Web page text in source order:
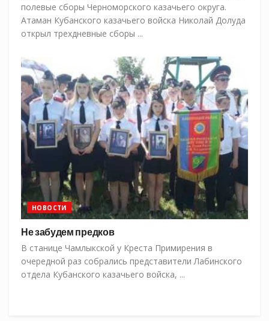
полевые сборы Черноморского казачьего округа.
Атаман Кубанского казачьего войска Николай Долуда
открыл трехдневные сборы ...
НОВОСТИ
Не забудем предков
В станице Чамлыкской у Креста Примирения в
очередной раз собрались представители Лабинского
отдела Кубанского казачьего войска, ...